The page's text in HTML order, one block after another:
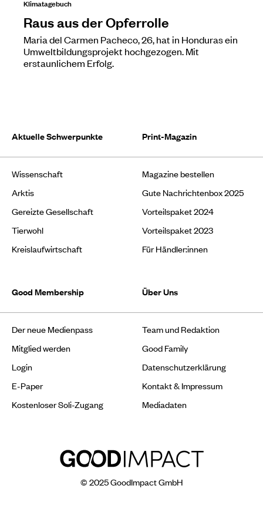
Klimatagebuch
Raus aus der Opferrolle
Maria del Carmen Pacheco, 26, hat in Honduras ein
Umweltbildungsprojekt hochgezogen. Mit
erstaunlichem Erfolg.
Aktuelle Schwerpunkte
Wissenschaft
Arktis
Gereizte Gesellschaft
Tierwohl
Kreislaufwirtschaft
Print-Magazin
Magazine bestellen
Gute Nachrichtenbox 2025
Vorteilspaket 2024
Vorteilspaket 2023
Für Händler:innen
Good Membership
Der neue Medienpass
Mitglied werden
Login
E-Paper
Kostenloser Soli-Zugang
Über Uns
Team und Redaktion
Good Family
Datenschutzerklärung
Kontakt & Impressum
Mediadaten
© 2025 GoodImpact GmbH